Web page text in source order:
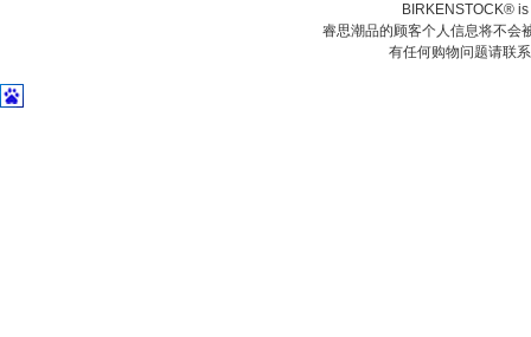
BIRKENSTOCK®
睿思潮品的顾客个人信息将不会
有任何购物问题请联